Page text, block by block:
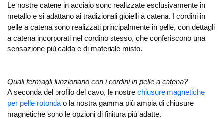
Le nostre catene in acciaio sono realizzate esclusivamente in
metallo e si adattano ai tradizionali gioielli a catena. I cordini in
pelle a catena sono realizzati principalmente in pelle, con dettagli
a catena incorporati nel cordino stesso, che conferiscono una
sensazione più calda e di materiale misto.
Quali fermagli funzionano con i cordini in pelle a catena?
A seconda del profilo del cavo, le nostre chiusure magnetiche
per pelle rotonda o la nostra gamma più ampia di chiusure
magnetiche sono le opzioni di finitura più adatte.